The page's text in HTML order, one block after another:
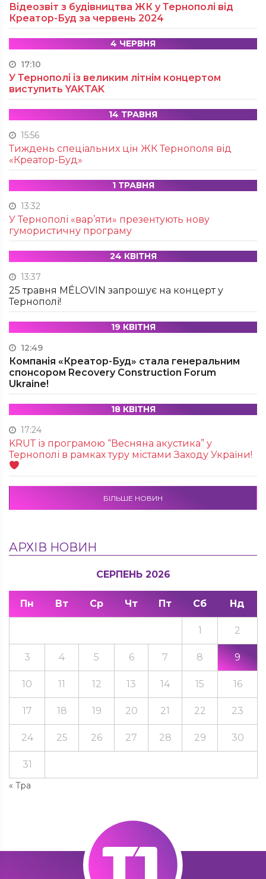
Відеозвіт з будівництва ЖК у Тернополі від
Креатор-Буд за червень 2024
4 ЧЕРВНЯ
17:10
У Тернополі із великим літнім концертом
виступить YAKTAK
14 ТРАВНЯ
15:56
Тиждень спеціальних цін ЖК Тернополя від
«Креатор-Буд»
1 ТРАВНЯ
13:32
У Тернополі «вар’яти» презентують нову
гумористичну програму
24 КВІТНЯ
13:37
25 травня MÉLOVIN запрошує на концерт у
Тернополі!
19 КВІТНЯ
12:49
Компанія «Креатор-Буд» стала генеральним
спонсором Recovery Construction Forum
Ukraine!
18 КВІТНЯ
17:24
KRUТ із програмою “Весняна акустика” у
Тернополі в рамках туру містами Заходу України!
БІЛЬШЕ НОВИН
АРХІВ НОВИН
СЕРПЕНЬ 2026
Пн Вт Ср Чт Пт Сб Нд
« Тра
1 2
3 4 5 6 7 8 9
10 11 12 13 14 15 16
17 18 19 20 21 22 23
24 25 26 27 28 29 30
31